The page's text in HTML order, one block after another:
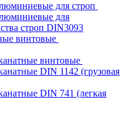
для строп
для
строп DIN3093
винтовые
винтовые
DIN 1142 (грузовая
DIN 741 (легкая